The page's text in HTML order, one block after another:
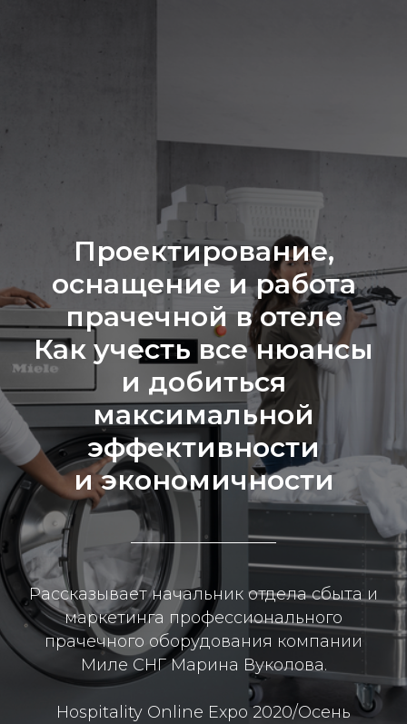
Проектирование,
оснащение и работа
прачечной в отеле
Как учесть все нюансы
и добиться
максимальной
эффективности
и экономичности
Рассказывает начальник отдела сбыта и
маркетинга профессионального
прачечного оборудования компании
Миле СНГ Марина Вуколова.
Hospitality Online Expo 2020/Осень